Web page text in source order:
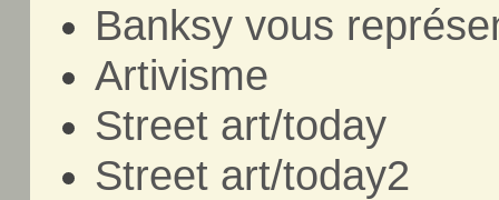
Banksy vous
Artivisme
Street art/today
Street art/today2